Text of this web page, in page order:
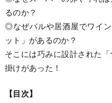
るのか？
◎なぜバルや居酒屋でワイ
ット」があるのか？
そこには巧みに設計された
掛けがあった！
【目次】